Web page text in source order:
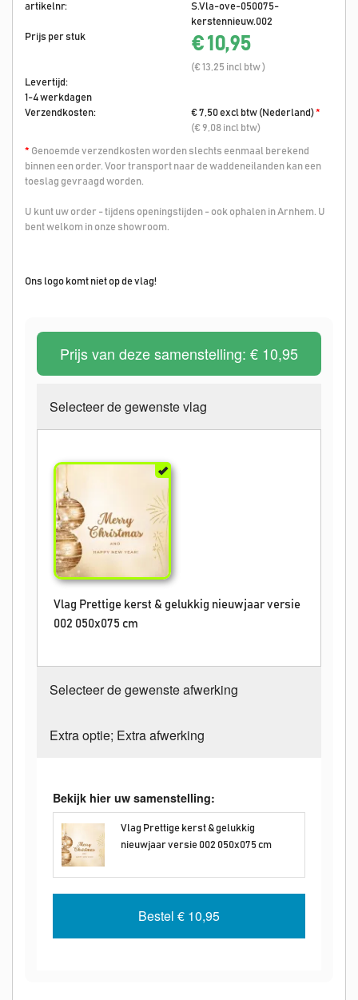
artikelnr:
S.Vla-ove-050075-
kerstennieuw.002
Prijs per stuk
€ 10,95
(€ 13,25 incl btw )
Levertijd:
1-4 werkdagen
Verzendkosten:
€ 7,50 excl btw (Nederland)*
(€ 9,08 incl btw)
* Genoemde verzendkosten worden slechts eenmaal berekend
binnen een order. Voor transport naar de waddeneilanden kan een
toeslag gevraagd worden.
U kunt uw order - tijdens openingstijden - ook ophalen in Arnhem. U
bent welkom in onze showroom.
Ons logo komt niet op de vlag!
Prijs van deze samenstelling: € 10,95
Selecteer de gewenste vlag
Vlag Prettige kerst & gelukkig nieuwjaar versie
002 050x075 cm
Selecteer de gewenste afwerking
Extra optie; Extra afwerking
Bekijk hier uw samenstelling:
Vlag Prettige kerst & gelukkig
nieuwjaar versie 002 050x075 cm
Bestel € 10,95